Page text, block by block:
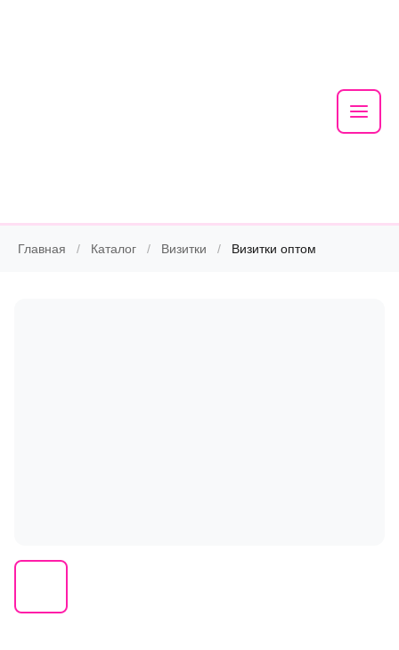
Main
Главная / Каталог / Визитки / Визитки оптом